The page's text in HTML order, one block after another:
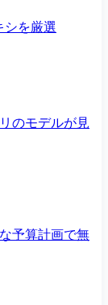
シを厳選
のモデルが見
予算計画で無